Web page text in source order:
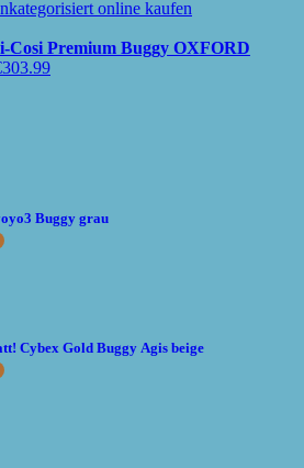
Cosi Premium Buggy OXFORD
303.99
Buggy grau
Cybex Gold Buggy Agis beige